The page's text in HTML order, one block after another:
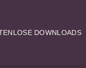
DOWNLOADS